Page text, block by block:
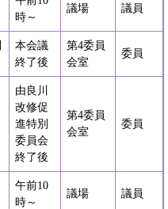
時～
議場 議員
本会議
終了後
第4委員
会室
委員
由良川
改修促
進特別
委員会
終了後
第4委員
会室
委員
午前10
時～
議場 議員